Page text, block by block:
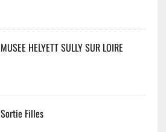
MUSEE HELYETT SULLY SUR LOIRE
Sortie Filles